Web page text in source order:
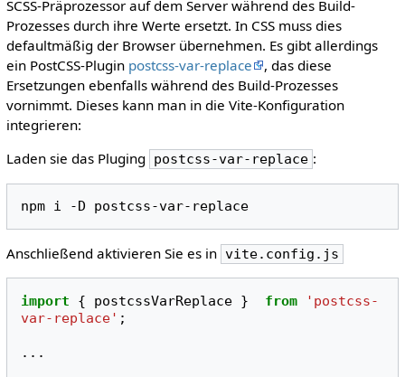
SCSS-Präprozessor auf dem Server während des Build-
Prozesses durch ihre Werte ersetzt. In CSS muss dies
defaultmäßig der Browser übernehmen. Es gibt allerdings
ein PostCSS-Plugin postcss-var-replace
, das diese
Ersetzungen ebenfalls während des Build-Prozesses
vornimmt. Dieses kann man in die Vite-Konfiguration
integrieren:
Laden sie das Pluging
postcss-var-replace :
npm i -D
Anschließend aktivieren Sie es in vite.config.js
import { postcssVarReplace } from
'postcss-
var-replace' ;
...